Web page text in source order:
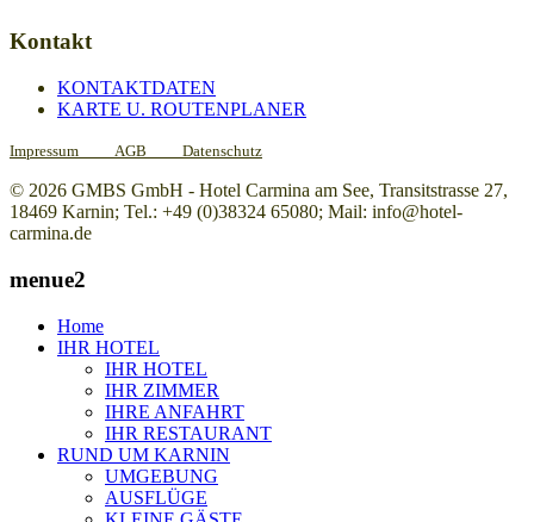
Kontakt
KONTAKTDATEN
KARTE U. ROUTENPLANER
Impressum AGB Datenschutz
© 2026 GMBS GmbH - Hotel Carmina am See, Transitstrasse 27,
18469 Karnin; Tel.: +49 (0)38324 65080; Mail: info@hotel-
carmina.de
menue2
Home
IHR HOTEL
IHR HOTEL
IHR ZIMMER
IHRE ANFAHRT
IHR RESTAURANT
RUND UM KARNIN
UMGEBUNG
AUSFLÜGE